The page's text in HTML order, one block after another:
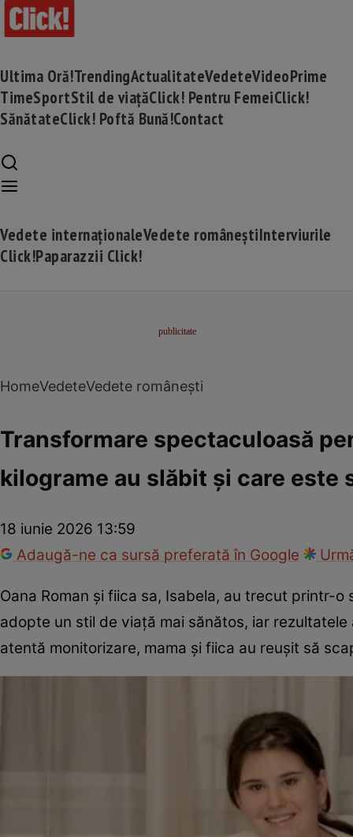
Ultima Oră!TrendingActualitateVedeteVideoPrime
TimeSportStil de viațăClick! Pentru FemeiClick!
SănătateClick! Poftă Bună!Contact
Vedete internaționaleVedete româneștiInterviurile
Click!Paparazzii Click!
HomeVedeteVedete românești
Transformare spectaculoasă
kilograme au slăbit și care este
18 iunie 2026 13:59
Adaugă-ne ca sursă preferată în Google
Oana Roman și fiica sa, Isabela, au trecut printr-
adopte un stil de viață mai sănătos, iar
atentă monitorizare, mama și fiica au reușit să